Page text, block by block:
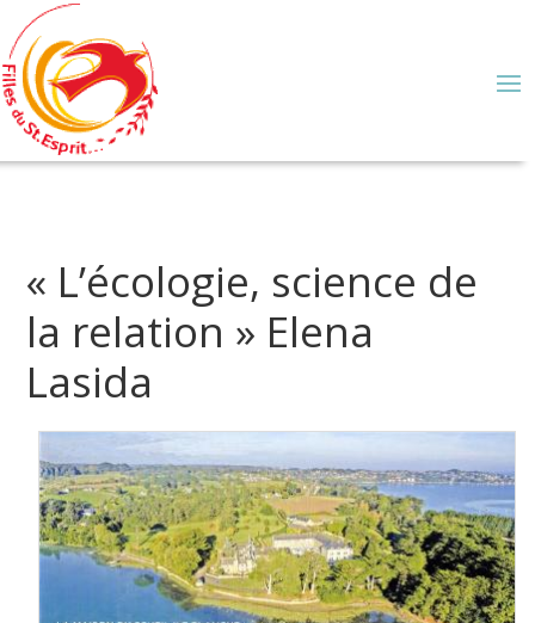
« L’écologie, science de
la relation » Elena
Lasida